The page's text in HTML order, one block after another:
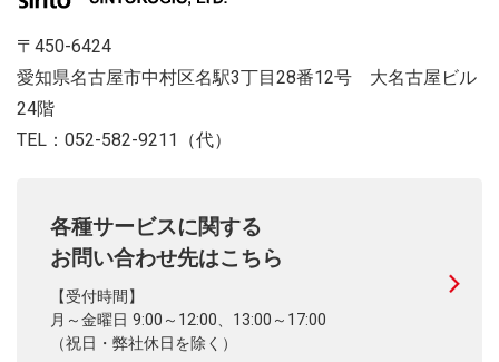
〒450-6424
愛知県名古屋市中村区名駅3丁目28番12号 大名古屋ビル
24階
TEL：052-582-9211（代）
各種サービスに関する
お問い合わせ先はこちら
【受付時間】
月～金曜日 9:00～12:00、13:00～17:00
（祝日・弊社休日を除く）